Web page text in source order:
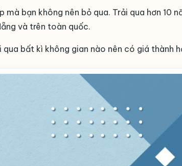
bạn không nên bỏ qua. Trải qua hơn 10
và trên toàn quốc.
bất kì không gian nào nên có giá thành